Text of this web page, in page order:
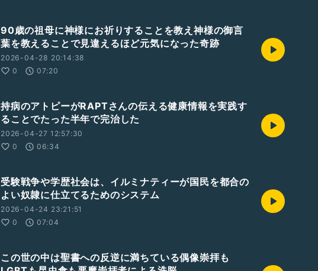
90歳の祖母に神様にお祈りすることを教え神様の御言
葉を教えることで見違えるほど元気になった奇跡
2026-04-28 20:14:38
0
07:20
持病のアトピーがRAPTさんの伝える健康情報を実践す
ることでたった半年で完治した
2026-04-27 12:57:30
0
06:34
受験戦争や学歴社会は、イルミナティーが国民を都合の
よい奴隷に仕立てるためのシステム
2026-04-24 23:21:51
0
07:04
この世の中は聖書への反逆に満ちている偶像崇拝も